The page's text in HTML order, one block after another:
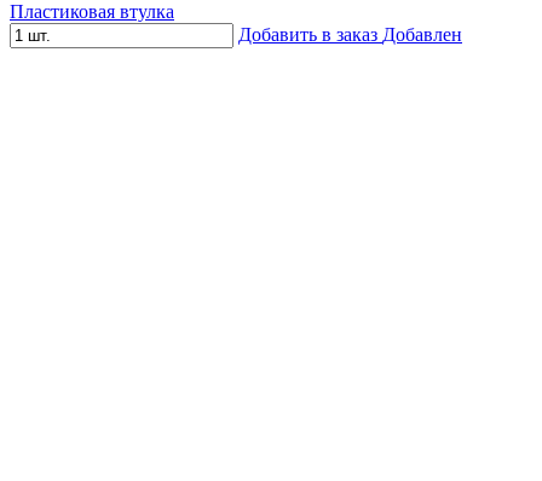
Пластиковая втулка
Добавить в заказ Добавлен